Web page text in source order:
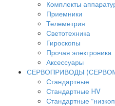
Комплекты
Приемники
Телеметрия
Светотехника
Гироскопы
Прочая электроника
Аксессуары
СЕРВОПРИВОДЫ
Стандартные
Стандартные HV
Стандартные